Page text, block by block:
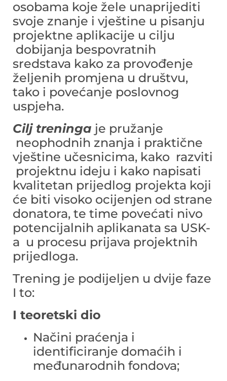
osobama koje žele unaprijediti
svoje znanje i vještine u pisanju
projektne aplikacije u cilju
dobijanja bespovratnih
sredstava kako za provođenje
željenih promjena u društvu,
tako i povećanje poslovnog
uspjeha.
Cilj treninga je pružanje
neophodnih znanja i praktične
vještine učesnicima, kako razviti
projektnu ideju i kako napisati
kvalitetan prijedlog projekta koji
će biti visoko ocijenjen od strane
donatora, te time povećati nivo
potencijalnih aplikanata sa USK-
a u procesu prijava projektnih
prijedloga.
Trening je podijeljen u dvije faze
I to:
I teoretski dio
Načini praćenja i
identificiranje domaćih i
međunarodnih fondova;